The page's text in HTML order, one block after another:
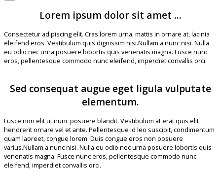
Lorem ipsum dolor sit amet ...
Consectetur adipiscing elit. Cras lorem urna, mattis in ornare at, lacinia
eleifend eros. Vestibulum quis dignissim nisi.Nullam a nunc nisi. Nulla
eu odio nec urna posuere lobortis quis venenatis magna. Fusce nunc
eros, pellentesque commodo nunc eleifend, imperdiet convallis orci.
Sed consequat augue eget ligula vulputate
elementum.
Fusce non elit ut nunc posuere blandit. Vestibulum at erat quis elit
hendrerit ornare vel et ante. Pellentesque id leo suscipit, condimentum
quam laoreet, congue lorem. Duis congue eros non posuere
varius.Nullam a nunc nisi. Nulla eu odio nec urna posuere lobortis quis
venenatis magna. Fusce nunc eros, pellentesque commodo nunc
eleifend, imperdiet convallis orci.